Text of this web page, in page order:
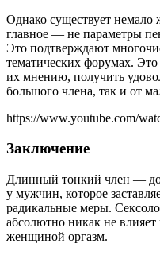
Однако существует
главное — не параметры
Это подтверждают
тематических форумах.
их мнению, получить
большого члена, так и от
https://www.youtube.com/
Заключение
Длинный тонкий член —
у мужчин, которое
радикальные меры.
абсолютно никак не
женщиной оргазм.